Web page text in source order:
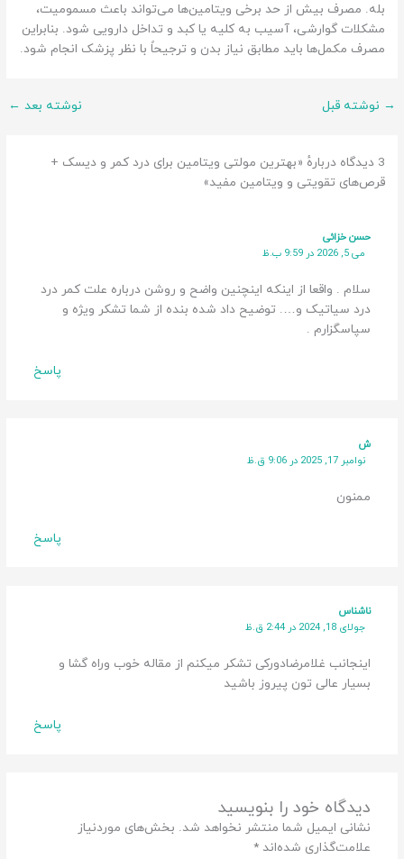
بله. مصرف بیش از حد برخی ویتامین‌ها می‌تواند باعث مسمومیت،
مشکلات گوارشی، آسیب به کلیه یا کبد و تداخل دارویی شود. بنابراین
مصرف مکمل‌ها باید مطابق نیاز بدن و ترجیحاً با نظر پزشک انجام شود.
→ نوشته قبل نوشته بعد ←
3 دیدگاه دربارهٔ «بهترین مولتی ویتامین برای درد کمر و دیسک +
قرص‌های تقویتی و ویتامین مفید»
حسن خزائی
می 5, 2026 در 9:59 ب.ظ
سلام . واقعا از اینکه اینچنین واضح و روشن درباره علت کمر درد
درد سیاتیک و…. توضیح داد شده بنده از شما تشکر ویژه و
سپاسگزارم .
پاسخ
ش
نوامبر 17, 2025 در 9:06 ق.ظ
ممنون
پاسخ
ناشناس
جولای 18, 2024 در 2:44 ق.ظ
اینجانب غلامرضادورکی تشکر میکنم از مقاله خوب وراه گشا و
بسیار عالی تون پیروز باشید
پاسخ
دیدگاه‌ خود را بنویسید
نشانی ایمیل شما منتشر نخواهد شد. بخش‌های موردنیاز
علامت‌گذاری شده‌اند *